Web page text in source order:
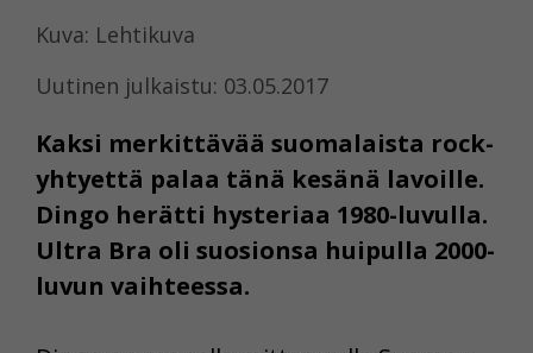
Kuva: Lehtikuva
Uutinen julkaistu: 03.05.2017
Kaksi merkittävää suomalaista rock-
yhtyettä palaa tänä kesänä lavoille.
Dingo herätti hysteriaa 1980-luvulla.
Ultra Bra oli suosionsa huipulla 2000-
luvun vaihteessa.